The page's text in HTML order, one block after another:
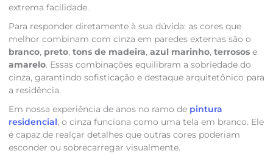
extrema facilidade.
Para responder diretamente à sua dúvida: as cores que
melhor combinam com cinza em paredes externas são o
branco, preto, tons de madeira, azul marinho, terrosose
amarelo. Essas combinações equilibram a sobriedade do
cinza, garantindo sofisticação e destaque arquitetônico para
a residência.
Em nossa experiência de anos no ramo de pintura
residencial, o cinza funciona como uma tela em branco. Ele
é capaz de realçar detalhes que outras cores poderiam
esconder ou sobrecarregar visualmente.